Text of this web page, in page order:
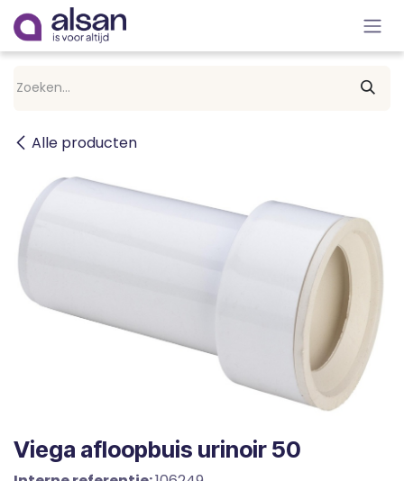
Overslaan naar inhoud
Alle producten
Viega afloopbuis urinoir 50